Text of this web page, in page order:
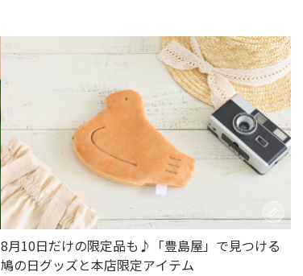
8月10日だけの限定品も♪「豊島屋」で見つける
鳩の日グッズと本店限定アイテム